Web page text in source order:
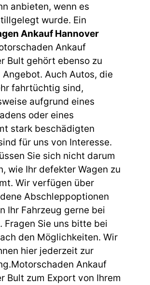
anbieten, wenn es
wurde. Ein
Ankauf Hannover
Ankauf
Bult gehört ebenso zu
Angebot. Auch Autos, die
fahrtüchtig sind,
aufgrund eines
oder eines
stark beschädigten
für uns von Interesse.
Sie sich nicht darum
wie Ihr defekter Wagen zu
Wir verfügen über
Abschleppoptionen
Ihr Fahrzeug gerne bei
Fragen Sie uns bitte bei
den Möglichkeiten. Wir
hier jederzeit zur
Ankauf
Bult zum Export von Ihrem